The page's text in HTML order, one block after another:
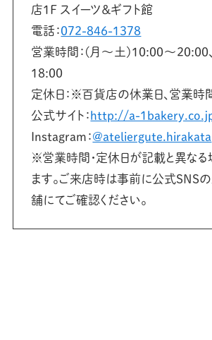
店1F スイーツ＆ギフト館
電話：072-846-1378
営業時間：(月～土)10:00〜20:00
18:00
定休日：※百貨店の休業日、営業時
公式サイト：http://a-
Instagram：@ateliergute.hirakata
※営業時間・定休日が記載と異な
ます。ご来店時は事前に公式SNS
舗にてご確認ください。